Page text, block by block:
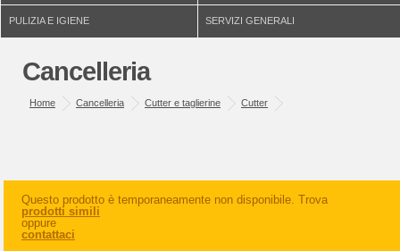
PULIZIA E IGIENE SERVIZI GENERALI
Cancelleria
Home Cancelleria Cutter e taglierine Cutter
Questo prodotto è temporaneamente non disponibile. Trova
prodotti simili
oppure
contattaci